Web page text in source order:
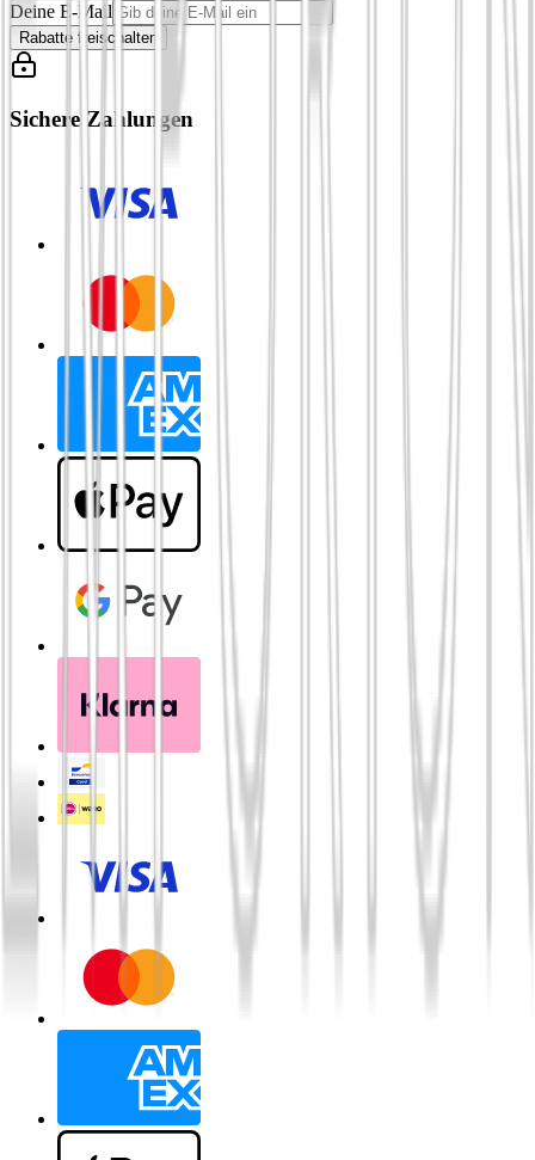
Deine E-Mail
Rabatte freischalten
Sichere Zahlungen